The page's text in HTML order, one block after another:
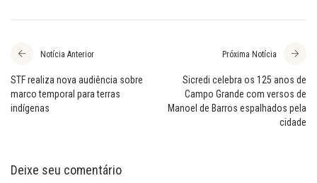
Notícia Anterior
STF realiza nova audiência sobre
marco temporal para terras
indígenas
Próxima Notícia
Sicredi celebra os 125 anos de
Campo Grande com versos de
Manoel de Barros espalhados pela
cidade
Deixe seu comentário